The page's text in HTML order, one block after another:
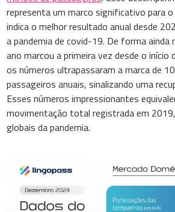
representa um marco significativo para
indica o melhor resultado anual desde
a pandemia de covid-19. De forma
ano marcou a primeira vez desde o início
os números ultrapassaram a marca de
passageiros anuais, sinalizando uma
Esses números impressionantes
movimentação total registrada em
globais da pandemia.